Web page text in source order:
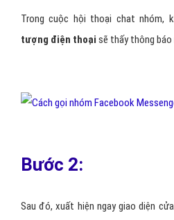
Trong cuộc hội thoại chat nhóm,
tượng điện thoại sẽ thấy thông báo
Bước 2:
Sau đó, xuất hiện ngay giao diện